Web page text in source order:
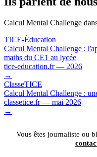
Calcul Mental Challenge
TICE-Éducation
Calcul Mental Challenge :
maths du CE1 au lycée
tice-education.fr — 2026
→
ClasseTICE
Calcul Mental Challenge :
classetice.fr — mai 2026
→
Vous êtes journaliste ou